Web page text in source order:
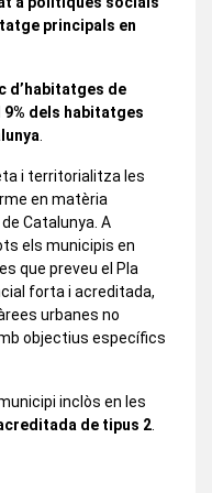
principals en
d’habitatges de
9% dels habitatges
i territorialitza les
en matèria
Catalunya. A
els municipis en
que preveu el Pla
forta i acreditada,
urbanes no
objectius específics
inclòs en les
de tipus 2